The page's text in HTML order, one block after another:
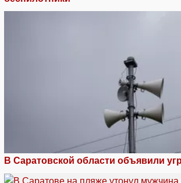
В Саратовской области объявили